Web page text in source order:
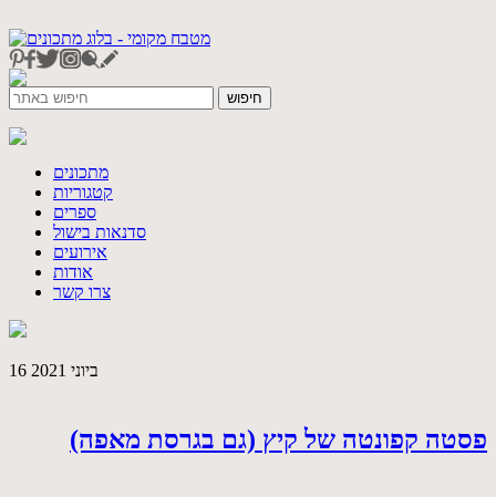
מתכונים
קטגוריות
ספרים
סדנאות בישול
אירועים
אודות
צרו קשר
16 ביוני 2021
פסטה קפונטה של קיץ (גם בגרסת מאפה)